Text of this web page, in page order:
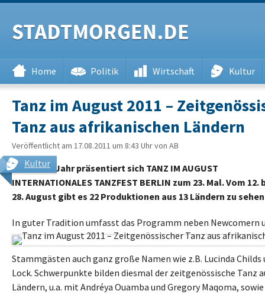
Navigation
Home Politik Wirtschaft Kultur
Tanz im August 2011 –
Tanz aus afrikanischen Ländern
Veröffentlicht am 17.08.2011 um 8:43 Uhrvon AB
Kultur
In diesem Jahr präsentiert sich TANZ IM AUGUST
INTERNATIONALES TANZFEST BERLIN zum 23. Mal. Vom 12.
28. August gibt es 22 Produktionen aus 13 Ländern zu
In guter Tradition umfasst das Programm neben Newcomern
Stammgästen auch ganz große Namen wie z.B. Lucinda Childs
Lock. Schwerpunkte bilden diesmal der zeitgenössische Tanz
Ländern, u.a. mit Andréya Ouamba und Gregory Maqoma,